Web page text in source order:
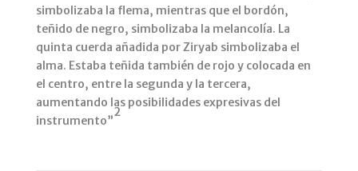
simbolizaba la flema, mientras que el bordón,
teñido de negro, simbolizaba la melancolía. La
quinta cuerda añadida por Ziryab simbolizaba el
alma. Estaba teñida también de rojo y colocada en
el centro, entre la segunda y la tercera,
aumentando las posibilidades expresivas del
instrumento”
2